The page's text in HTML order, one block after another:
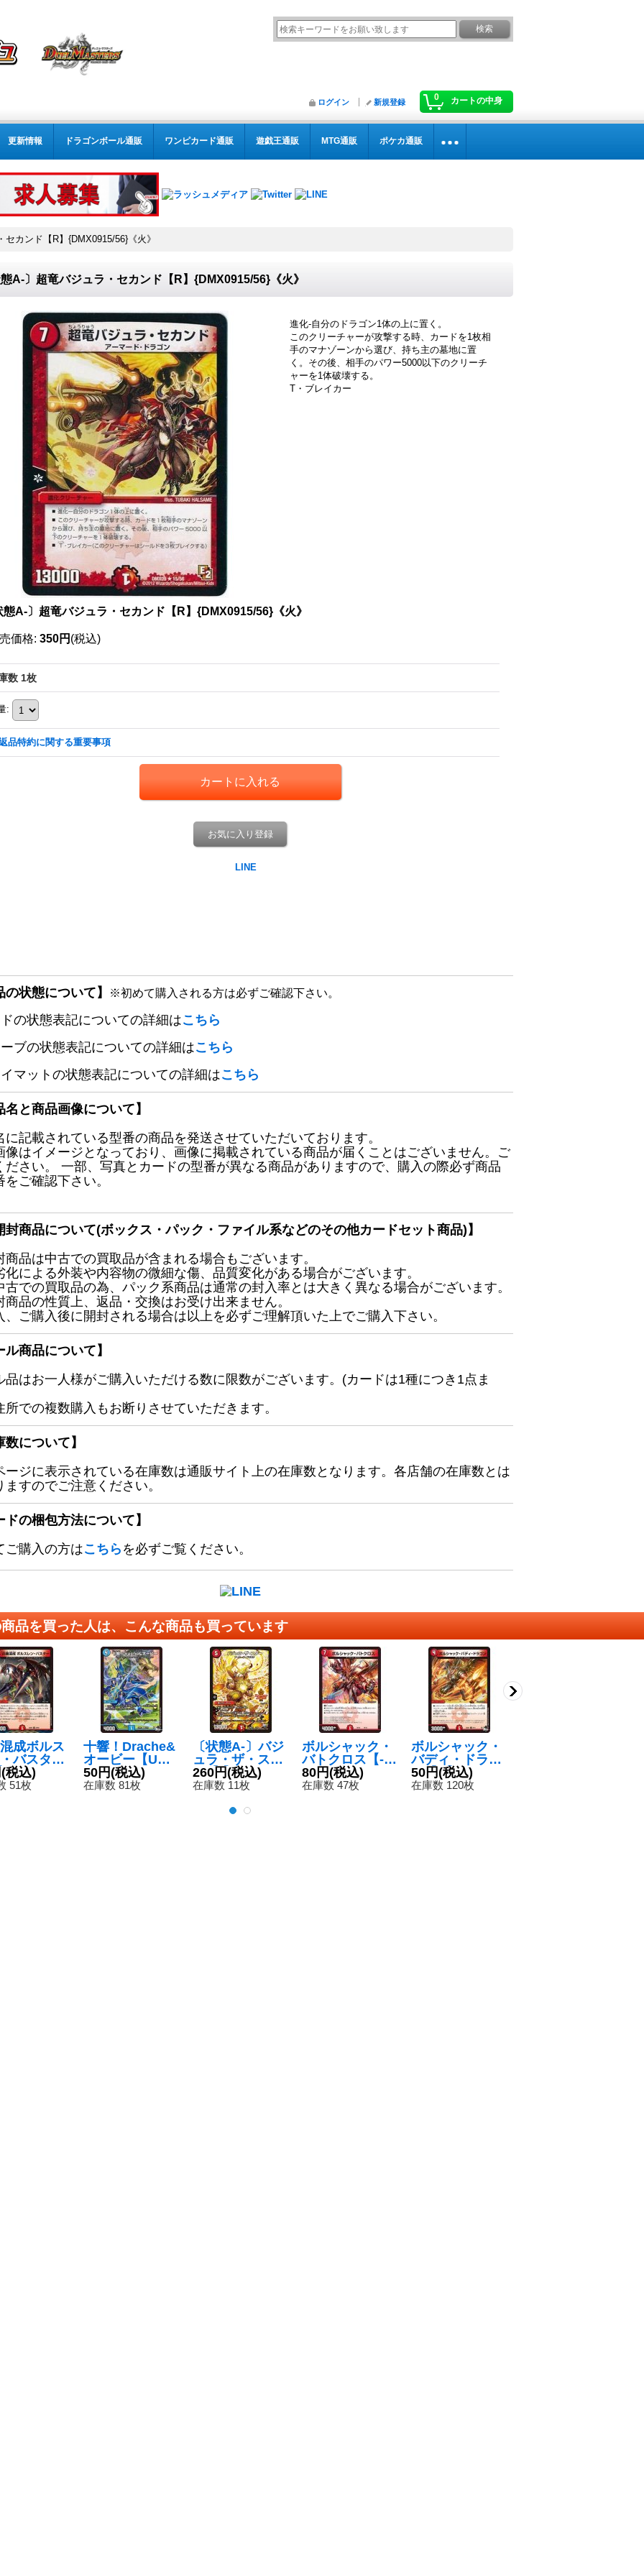
0 カートの中身
ログイン 新規登録
更新情報 ドラゴンボール通販 ワンピカード通販 遊戯王通販 MTG通販 ポケカ通販
カンド【R】{DMX0915/56}《火》
A-〕超竜バジュラ・セカンド【R】{DMX0915/56}《火》
進化-自分のドラゴン1体の上に置く。
このクリーチャーが攻撃する時、カードを1枚相
手のマナゾーンから選び、持ち主の墓地に置
く。その後、相手のパワー5000以下のクリーチ
ャーを1体破壊する。
T・ブレイカー
態A-〕超竜バジュラ・セカンド【R】{DMX0915/56}《火》
価格: 350円 (税込)
数 1枚
:
品特約に関する重要事項
お気に入り登録
の状態について】 ※初めて購入される方は必ずご確認下さい。
の状態表記についての詳細はこちら
ブの状態表記についての詳細はこちら
マットの状態表記についての詳細はこちら
名と商品画像について】
に記載されている型番の商品を発送させていただいております。
像はイメージとなっており、画像に掲載されている商品が届くことはございません。ご
ださい。 一部、写真とカードの型番が異なる商品がありますので、購入の際必ず商品
をご確認下さい。
封商品について(ボックス・パック・ファイル系などのその他カードセット商品)】
商品は中古での買取品が含まれる場合もございます。
化による外装や内容物の微細な傷、品質変化がある場合がございます。
古での買取品の為、パック系商品は通常の封入率とは大きく異なる場合がございます。
商品の性質上、返品・交換はお受け出来ません。
、ご購入後に開封される場合は以上を必ずご理解頂いた上でご購入下さい。
ル商品について】
品はお一人様がご購入いただける数に限数がございます。(カードは1種につき1点ま
所での複数購入もお断りさせていただきます。
数について】
ージに表示されている在庫数は通販サイト上の在庫数となります。各店舗の在庫数とは
ますのでご注意ください。
ドの梱包方法について】
ご購入の方はこちら を必ずご覧ください。
品を買った人は、こんな商品も買っています
成ボルス
バスター
{23BD42
火》
(税込)
51枚
十響！Drache&
オービー【U】
{23RP332/74}
《水》
50円(税込)
在庫数 81枚
〔状態A-〕バジ
ュラ・ザ・スタ
ー【-】{DMX24
2/54}《火》
260円(税込)
在庫数 11枚
ボルシャック・
バトクロス【-】
{BD1610/14}
《火》
80円(税込)
在庫数 47枚
ボルシャック・
バディ・ドラゴ
ン【U】{23SD1
9/14}《火》
50円(税込)
在庫数 120枚